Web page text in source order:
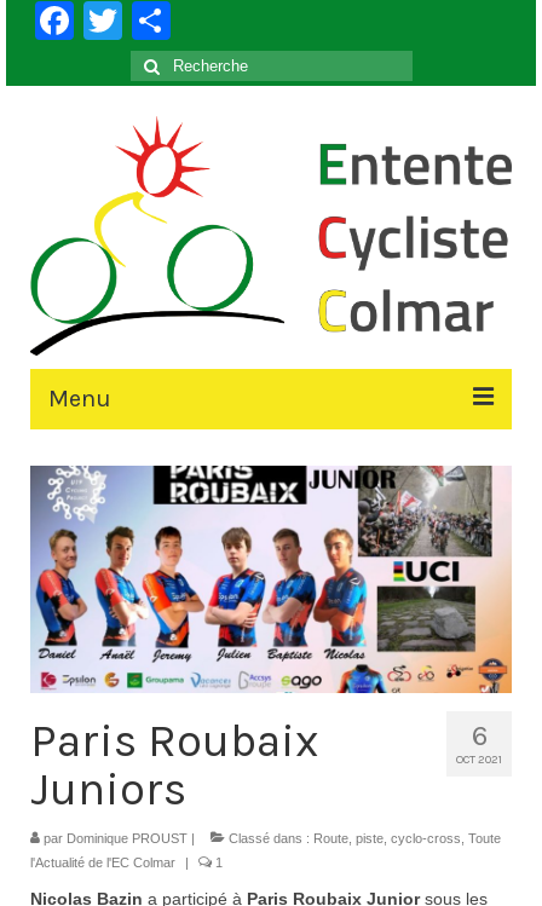
Facebook
Twitter
Rechercher
:
Menu
Accueil
Le Club
Contacts
Histoire
1950 à 1969
1980 à 1987
1997 à 2007
6
OCT 2021
Paris Roubaix
Juniors
par Dominique PROUST Classé dans : Route, piste, cyclo-cross, Toute
l'Actualité de l'EC Colmar
1
Nicolas Bazin a participé à Paris Roubaix Juniorsous les